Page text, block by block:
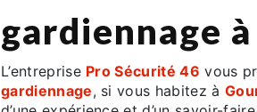
gardiennage
L’entreprise Pro Sécurité 46 vous
gardiennage, si vous habitez à